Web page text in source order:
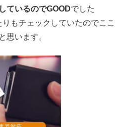
ているのでGOODでした
もチェックしていたのでここ
思います。